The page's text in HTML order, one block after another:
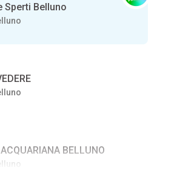
Sperti Belluno
BELLUNO